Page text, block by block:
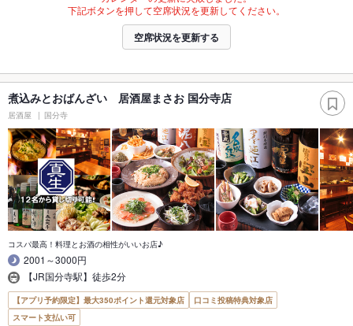
下記ボタンを押して空席状況を更新してください。
空席状況を更新する
煮込みとおばんざい 居酒屋まさお 国分寺店
居酒屋 国分寺
コスパ最高！料理とお酒の相性がいいお店♪
2001～3000円
【JR国分寺駅】徒歩2分
【アプリ予約限定】最大350ポイント還元対象店
口コミ投稿特典対象店
スマート支払い可